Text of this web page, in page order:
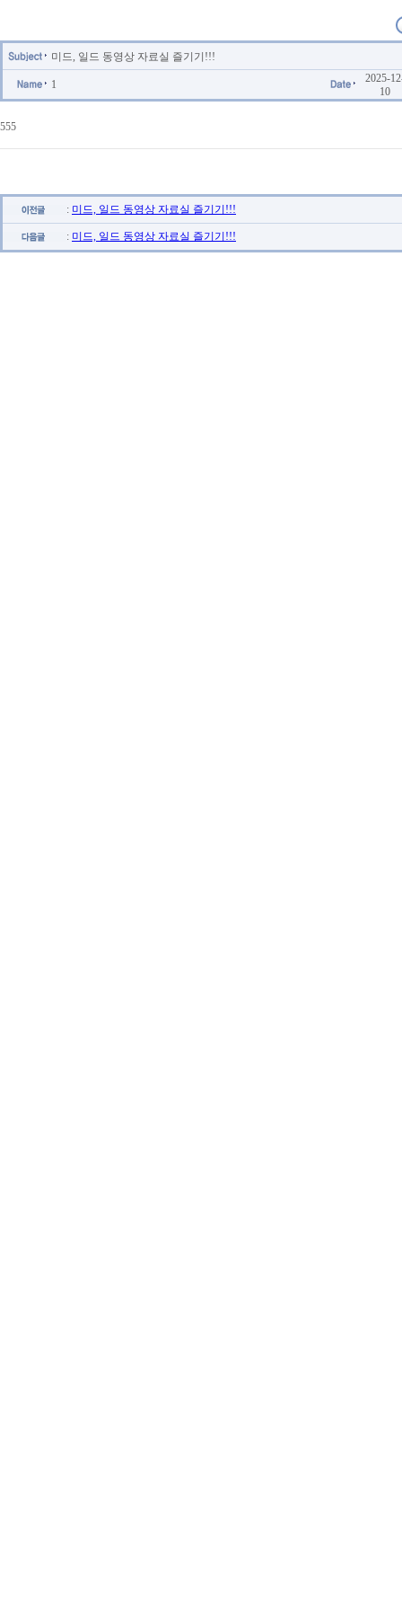
미드, 일드 동영상 자료실 즐기기!!!
1
2025-
10
555
: 미드, 일드 동영상 자료실 즐기기!!!
: 미드, 일드 동영상 자료실 즐기기!!!